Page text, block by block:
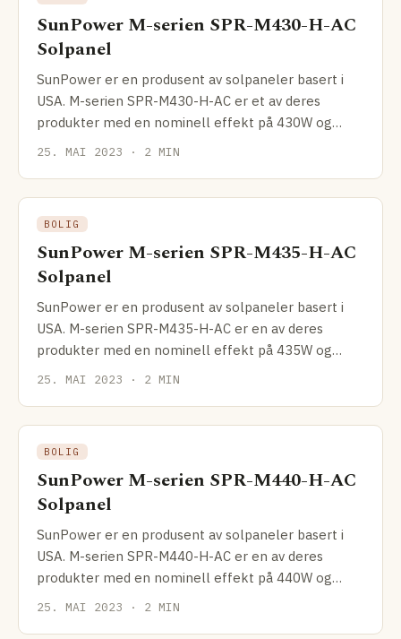
SunPower M-serien SPR-M430-H-AC
Solpanel
SunPower er en produsent av solpaneler basert i
USA. M-serien SPR-M430-H-AC er et av deres
produkter med en nominell effekt på 430W og
effektivitet på
25. MAI 2023 · 2 MIN
BOLIG
SunPower M-serien SPR-M435-H-AC
Solpanel
SunPower er en produsent av solpaneler basert i
USA. M-serien SPR-M435-H-AC er en av deres
produkter med en nominell effekt på 435W og
effektivitet på
25. MAI 2023 · 2 MIN
BOLIG
SunPower M-serien SPR-M440-H-AC
Solpanel
SunPower er en produsent av solpaneler basert i
USA. M-serien SPR-M440-H-AC er en av deres
produkter med en nominell effekt på 440W og
effektivitet på
25. MAI 2023 · 2 MIN